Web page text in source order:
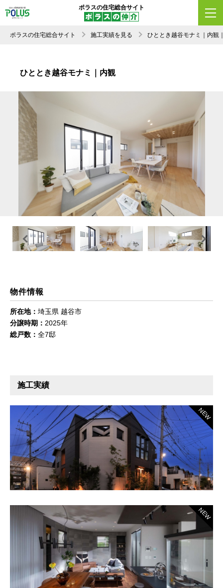
ポラスの住宅総合サイト
ポラスの住宅総合サイト 施工実績を見る ひととき越谷モナミ｜内観
ひととき越谷モナミ｜内観
Previous Next
物件情報
所在地： 埼玉県 越谷市
分譲時期： 2025年
総戸数： 全7邸
施工実績
NEW
NEW